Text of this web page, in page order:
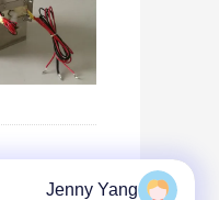
Jenny Yang